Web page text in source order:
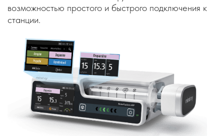
возможностью простого и быстрого подключения к
станции.